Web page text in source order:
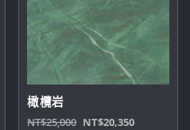
橄欖岩
NT$25,000 原
NT$20,350